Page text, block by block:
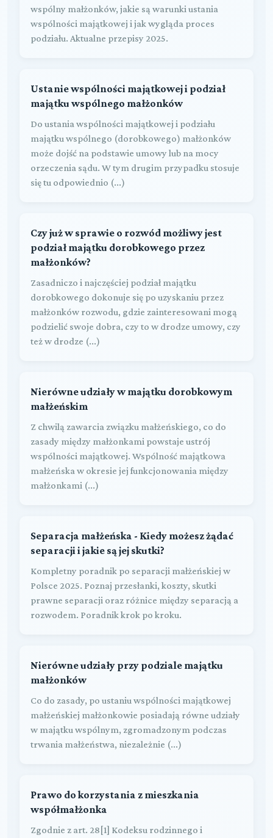
wspólny małżonków, jakie są warunki ustania
wspólności majątkowej i jak wygląda proces
podziału. Aktualne przepisy 2025.
Ustanie wspólności majątkowej i podział
majątku wspólnego małżonków
Do ustania wspólności majątkowej i podziału
majątku wspólnego (dorobkowego) małżonków
może dojść na podstawie umowy lub na mocy
orzeczenia sądu. W tym drugim przypadku stosuje
się tu odpowiednio (...)
Czy już w sprawie o rozwód możliwy jest
podział majątku dorobkowego przez
małżonków?
Zasadniczo i najczęściej podział majątku
dorobkowego dokonuje się po uzyskaniu przez
małżonków rozwodu, gdzie zainteresowani mogą
podzielić swoje dobra, czy to w drodze umowy, czy
też w drodze (...)
Nierówne udziały w majątku dorobkowym
małżeńskim
Z chwilą zawarcia związku małżeńskiego, co do
zasady między małżonkami powstaje ustrój
wspólności majątkowej. Wspólność majątkowa
małżeńska w okresie jej funkcjonowania między
małżonkami (...)
Separacja małżeńska - Kiedy możesz żądać
separacji i jakie są jej skutki?
Kompletny poradnik po separacji małżeńskiej w
Polsce 2025. Poznaj przesłanki, koszty, skutki
prawne separacji oraz różnice między separacją a
rozwodem. Poradnik krok po kroku.
Nierówne udziały przy podziale majątku
małżonków
Co do zasady, po ustaniu wspólności majątkowej
małżeńskiej małżonkowie posiadają równe udziały
w majątku wspólnym, zgromadzonym podczas
trwania małżeństwa, niezależnie (...)
Prawo do korzystania z mieszkania
współmałżonka
Zgodnie z art. 28[1] Kodeksu rodzinnego i